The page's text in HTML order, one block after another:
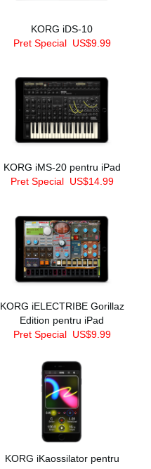
KORG iDS-10
Pret Special US$9.99
KORG iMS-20 pentru iPad
Pret Special US$14.99
KORG iELECTRIBE Gorillaz
Edition pentru iPad
Pret Special US$9.99
KORG iKaossilator pentru